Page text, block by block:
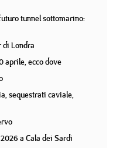
tunnel sottomarino:
di Londra
aprile, ecco dove
sequestrati caviale,
a Cala dei Sardi